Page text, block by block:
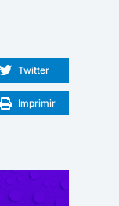
Twitter
Imprimir